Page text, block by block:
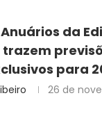
da
para
26 de